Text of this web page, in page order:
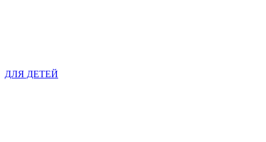
ДЛЯ ДЕТЕЙ